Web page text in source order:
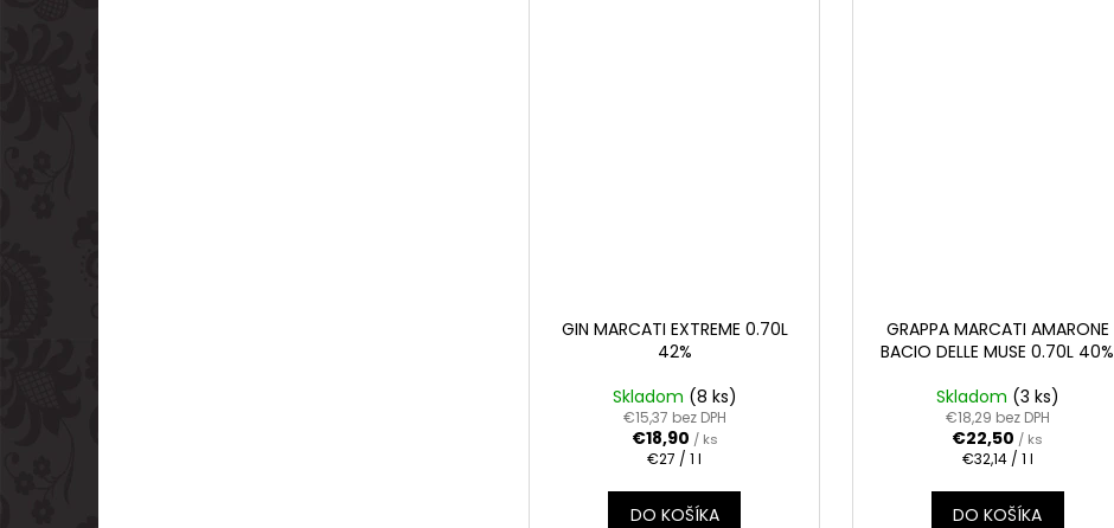
GIN MARCATI EXTREME 0.70L
42%
Skladom (8 ks)
€15,37 bez DPH
€18,90 / ks
Jednotková
€27 / 1 l
DO KOŠÍKA
GRAPPA MARCATI AMARONE
BACIO DELLE MUSE 0.70L 40%
Skladom (3 ks)
€18,29 bez DPH
€22,50 / ks
Jednotková
€32,14 / 1 l
DO KOŠÍKA